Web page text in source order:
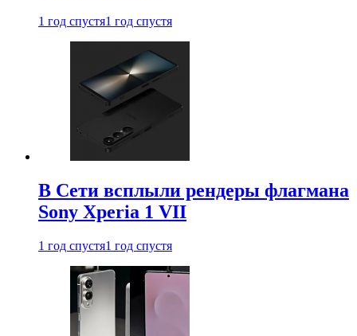
1 год спустя1 год спустя
В Сети всплыли рендеры флагмана
Sony Xperia 1 VII
1 год спустя1 год спустя